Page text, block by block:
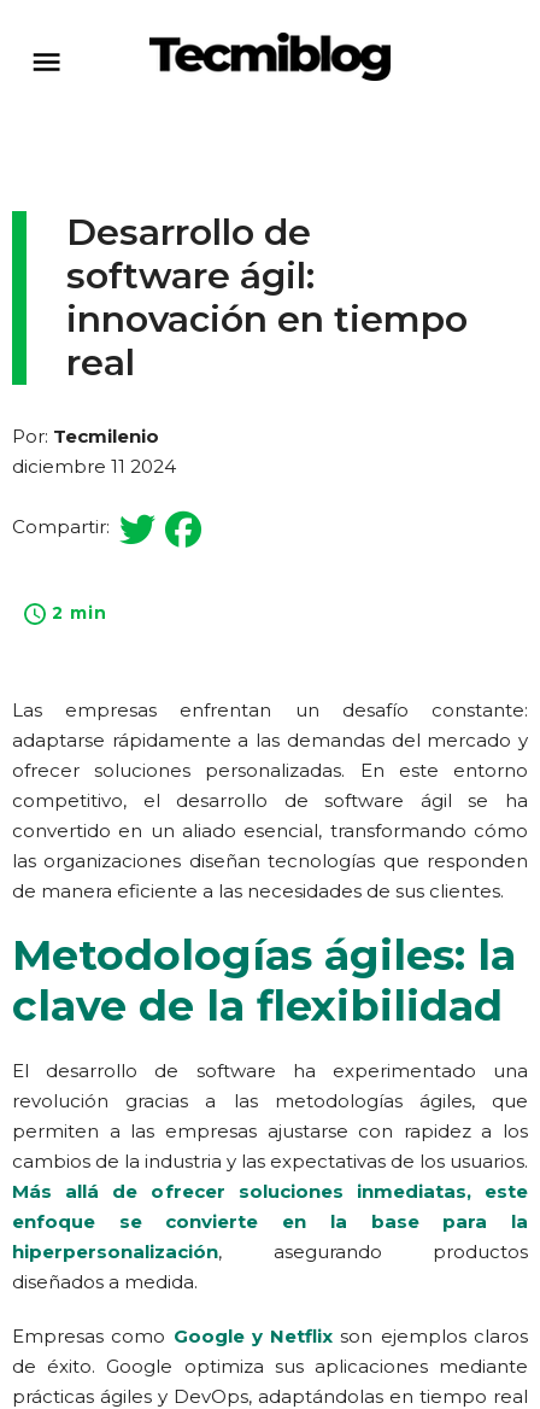
Desarrollo de
software ágil:
innovación en tiempo
real
Por: Tecmilenio
diciembre 11 2024
Compartir:
2 min
Las empresas enfrentan un desafío constante:
adaptarse rápidamente a las demandas del mercado y
ofrecer soluciones personalizadas. En este entorno
competitivo, el desarrollo de software ágil se ha
convertido en un aliado esencial, transformando cómo
las organizaciones diseñan tecnologías que responden
de manera eficiente a las necesidades de sus clientes.
Metodologías ágiles: la
clave de la flexibilidad
El desarrollo de software ha experimentado una
revolución gracias a las metodologías ágiles, que
permiten a las empresas ajustarse con rapidez a los
cambios de la industria y las expectativas de los usuarios.
Más allá de ofrecer soluciones inmediatas, este
enfoque se convierte en la base para la
hiperpersonalización, asegurando productos
diseñados a medida.
Empresas como Google y Netflix son ejemplos claros
de éxito. Google optimiza sus aplicaciones mediante
prácticas ágiles y DevOps, adaptándolas en tiempo real